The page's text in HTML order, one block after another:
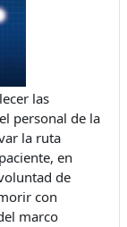
las
personal de la
la ruta
en
de
con
marco